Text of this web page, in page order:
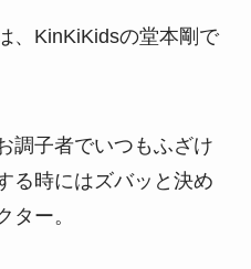
、KinKiKidsの堂本剛で
調子者でいつもふざけ
る時にはズバッと決め
ター。